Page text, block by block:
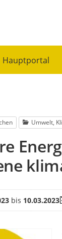
Hauptportal
Umwelt,
bis 10.03.2023